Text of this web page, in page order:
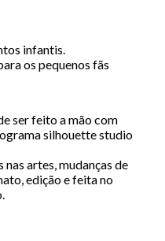
infantis.
os pequenos fãs
ser feito a mão com
silhouette studio
artes, mudanças de
edição e feita no